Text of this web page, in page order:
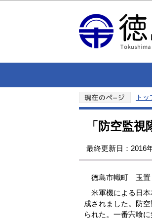
ト
「防空監視
最終更新日：2016
徳島市幟町 玉
米軍機による日本
成されました。防
られた。一番宍喰